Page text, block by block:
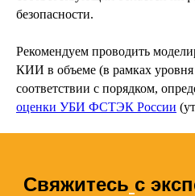
безопасности.
Рекомендуем проводить
КИИ в объеме (в рамках уровня
соответствии с порядком,
оценки УБИ ФСТЭК России
Свяжитесь с